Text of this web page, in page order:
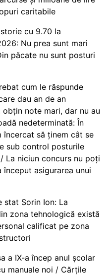
caritabile
cu 9.70 la
Nu prea sunt mari
păcate nu sunt posturi
cum le răspunde
dau an de an
obțin note mari, dar nu au
nedeterminată: În
încercat să ținem cât se
sub control posturile
La niciun concurs nu poți
început asigurarea unui
stat Sorin Ion: La
zona tehnologică există
calificat pe zona
a IX-a încep anul școlar
manuale noi / Cărțile